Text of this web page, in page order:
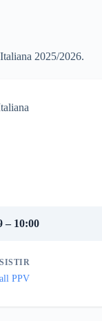
2025/2026.
– 10:00
PPV